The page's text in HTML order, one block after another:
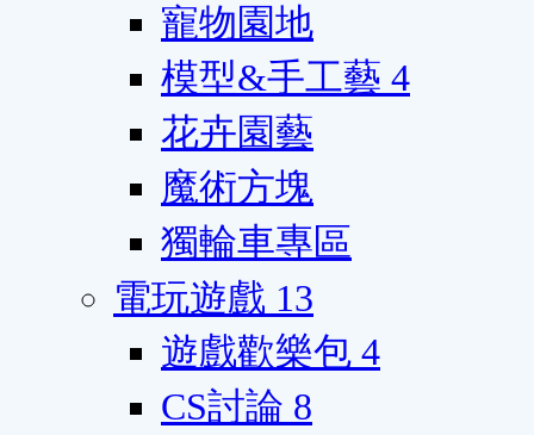
寵物園地
模型&手工藝 4
花卉園藝
魔術方塊
獨輪車專區
電玩遊戲 13
遊戲歡樂包 4
CS討論 8